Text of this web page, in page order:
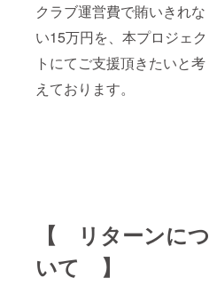
クラブ運営費で賄いきれな
い15万円を、本プロジェク
トにてご支援頂きたいと考
えております。
【 リターンにつ
いて 】